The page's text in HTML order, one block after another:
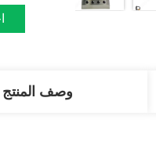
وصف المنتج